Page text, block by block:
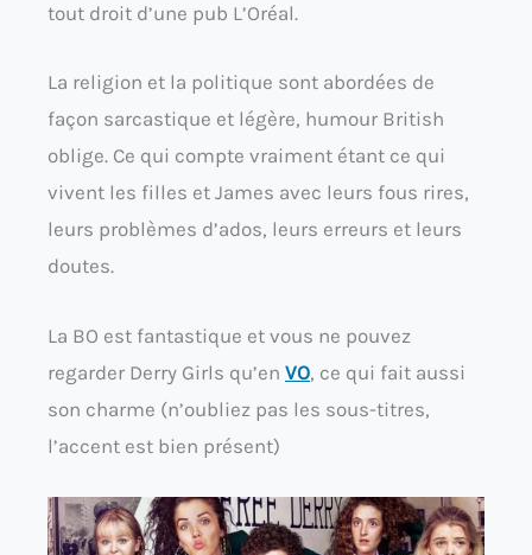
tout droit d’une pub L’Oréal.
La religion et la politique sont abordées de
façon sarcastique et légère, humour British
oblige. Ce qui compte vraiment étant ce qui
vivent les filles et James avec leurs fous rires,
leurs problèmes d’ados, leurs erreurs et leurs
doutes.
La BO est fantastique et vous ne pouvez
regarder Derry Girls qu’en VO, ce qui fait aussi
son charme (n’oubliez pas les sous-titres,
l’accent est bien présent)